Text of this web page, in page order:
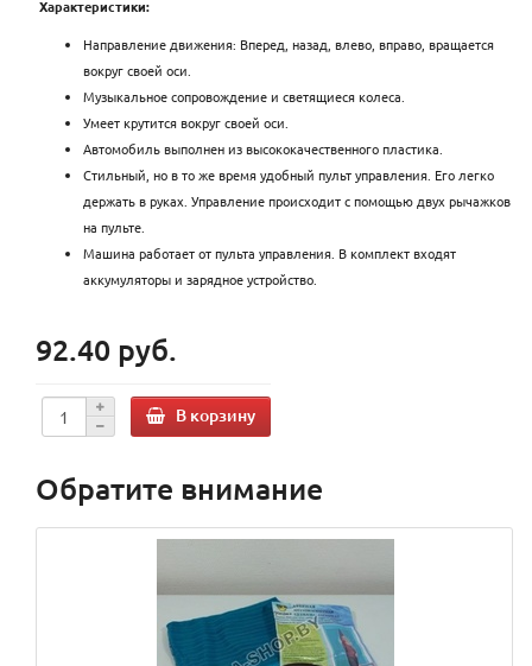
Характеристики:
Направление движения: Вперед, назад, влево, вправо, вращается
вокруг своей оси.
Музыкальное сопровождение и светящиеся колеса.
Умеет крутится вокруг своей оси.
Автомобиль выполнен из высококачественного пластика.
Стильный, но в то же время удобный пульт управления. Его легко
держать в руках. Управление происходит с помощью двух рычажков
на пульте.
Машина работает от пульта управления. В комплект входят
аккумуляторы и зарядное устройство.
92.40 руб.
В корзину
Обратите внимание